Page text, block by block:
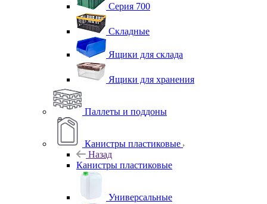
Серия 700
Складные
Ящики для склада
Ящики для хранения
Паллеты и поддоны
Канистры пластиковые
Назад
Канистры пластиковые
Универсальные